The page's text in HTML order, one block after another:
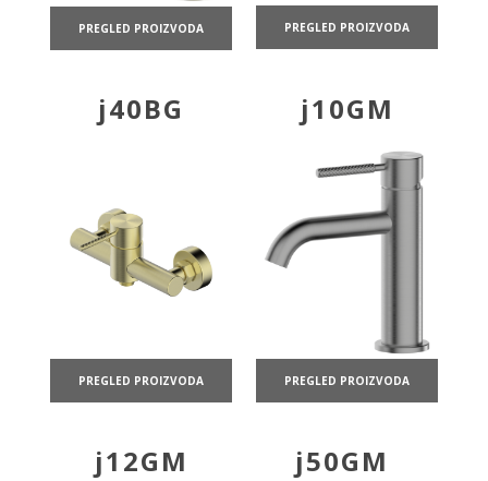
PREGLED PROIZVODA PREGLED PROIZVODA
j40BG
PREGLED PROIZVODA
j10GM
PREGLED PROIZVODA
j12GM j50GM